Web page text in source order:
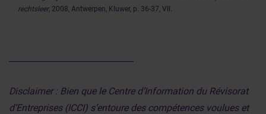
rechtsleer, 2008, Antwerpen, Kluwer, p. 36-37, VII.
Disclaimer : Bien que le Centre d’Information du Révisorat
d’Entreprises (ICCI) s’entoure des compétences voulues et